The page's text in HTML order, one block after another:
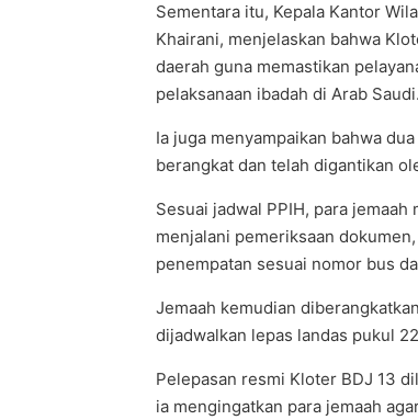
Sementara itu, Kepala Kantor
Khairani, menjelaskan bahwa
daerah guna memastikan
pelaksanaan ibadah di Arab Saudi.
Ia juga menyampaikan bahwa
berangkat dan telah digantikan
Sesuai jadwal PPIH, para
menjalani pemeriksaan
penempatan sesuai nomor bus
Jemaah kemudian
dijadwalkan lepas landas pukul
Pelepasan resmi Kloter BDJ 13
ia mengingatkan para jemaah